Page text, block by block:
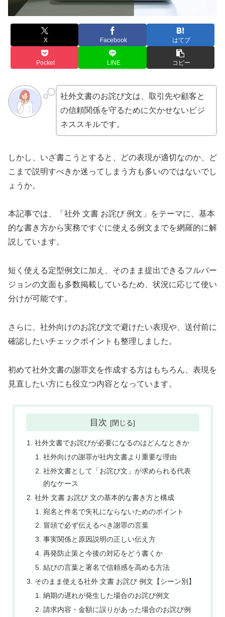
X Facebook はてブ
Pocket LINE コピー
社外文書のお詫び文は、取引先や顧客と
の信頼関係を守るために欠かせないビジ
ネススキルです。
しかし、いざ書こうとすると、どの表現が適切なのか、ど
こまで説明すべきか迷ってしまう方も多いのではないでし
ょうか。
本記事では、「社外 文書 お詫び 例文」をテーマに、基本
的な書き方から実務ですぐに使える例文までを網羅的に解
説しています。
短く使える定型例文に加え、そのまま提出できるフルバー
ジョンの文面も多数掲載しているため、状況に応じて使い
分けが可能です。
さらに、社外向けのお詫び文で避けたい表現や、送付前に
確認したいチェックポイントも整理しました。
初めて社外文書の謝罪文を作成する方はもちろん、表現を
見直したい方にも役立つ内容となっています。
目次
社外文書でお詫びが必要になるのはどんなときか
社外向けの謝罪が社内文書より重要な理由
社外文書として「お詫び文」が求められる代表
的なケース
社外 文書 お詫び 文の基本的な書き方と構成
宛名と件名で失礼にならないためのポイント
冒頭で必ず伝えるべき謝罪の言葉
事実関係と原因説明の正しい伝え方
再発防止策と今後の対応をどう書くか
結びの言葉と署名で信頼感を高める方法
そのまま使える社外 文書 お詫び 例文【シーン別】
納期の遅れが発生した場合のお詫び例文
請求内容・金額に誤りがあった場合のお詫び例